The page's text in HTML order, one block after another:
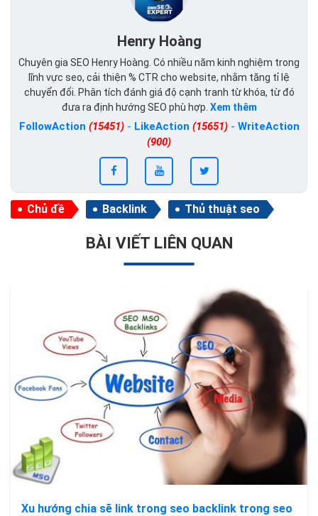
Henry Hoàng
Chuyên gia SEO Henry Hoàng. Có nhiều năm kinh nghiệm trong
lĩnh vực seo, cải thiện % CTR cho website, nhằm tăng tỉ lệ
chuyển đổi. Phân tích đánh giá độ cạnh tranh từ khóa, từ đó
đưa ra định hướng SEO phù hợp. Xem thêm
FollowAction (15451)- LikeAction (15651)- WriteAction
(900)
Chủ đề Backlink Thủ thuật seo
BÀI VIẾT LIÊN QUAN
Xu hướng chia sẽ link trong seo backlink trong seo